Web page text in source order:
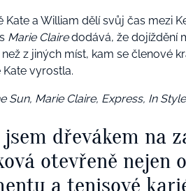
Kate a William dělí svůj čas mezi
Marie Clairedodává, že dojíždění
z jiných míst, kam se členové
vyrostla.
Sun, Marie Claire, Express, In Style
dřevákem na
otevřeně nejen
a tenisové